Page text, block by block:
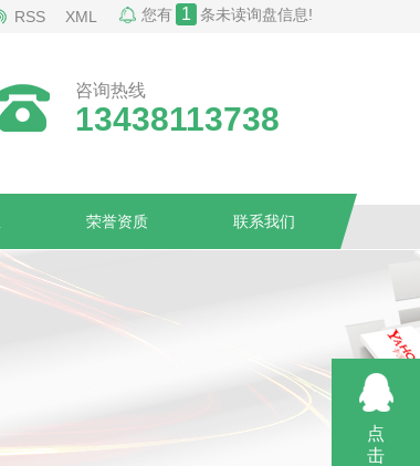
RSS XML 您有 1 条未读询盘信息!
咨询热线
13438113738
荣誉资质 联系我们
点
击